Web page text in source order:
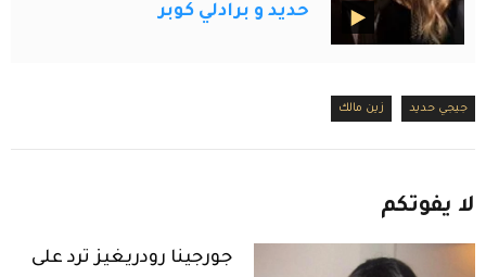
حديد و برادلي كوبر
جيجي حديد زين مالك
لا يفوتكم
جورجينا رودريغيز ترد على